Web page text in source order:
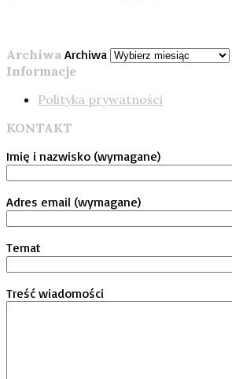
Archiwa Archiwa
Informacje
Polityka prywatności
KONTAKT
Imię i nazwisko (wymagane)
Adres email (wymagane)
Temat
Treść wiadomości